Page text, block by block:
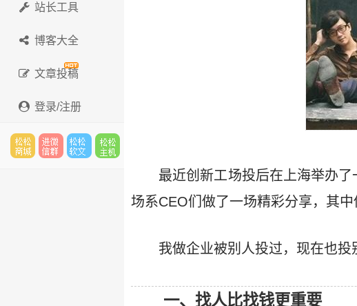
站长工具
博客大全
文章投稿
登录/注册
最近创新工场投后在上海举办了
场系CEO们做了一场精彩分享，其
我做企业被别人投过，现在也投
一、找人比找钱更重要